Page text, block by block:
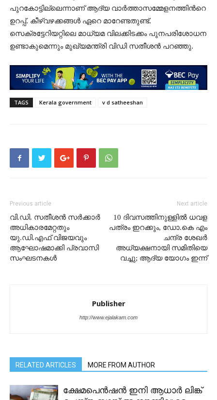
പുറകോട്ടില്ലെന്നാണ് ആദ്യ വാർത്താസമ്മേളനത്തിന്‍റെ
ഉറപ്പ്. കീഴ്വഴക്കങ്ങൾ ഏറെ മാറേണ്ടതുണ്ട്.
സെക്രട്ടേറിയറ്റിലെ മാധ്യമ വിലക്കിടക്കം പുനപരിശോധന
ഉണ്ടാകുമെന്നും മുഖ്യമന്ത്രി വിഡി സതീശൻ പറഞ്ഞു.
TAGS Kerala government v d satheeshan
Previous article
വി.ഡി. സതീശൻ സർക്കാർ
അധികാരമേറ്റതും
യു.ഡി.എഫ് വിജയവും
ആഘോഷമാക്കി പ്രവാസി
സംഘടനകൾ
Next article
10 ദിവസത്തിനുള്ളിൽ ധവള
പത്രം ഇറക്കും, ഡോ.കെ എം
ചന്ദ്ര ശേഖർ
അധ്യക്ഷനായി സമിതിയെ
വച്ചു; ആദ്യ യോഗം ഇന്ന്
Publisher
http://www.ejalakam.com
RELATED ARTICLES MORE FROM AUTHOR
ക്ഷേമപെൻഷൻ ഇനി ആധാർ ലിങ്ക്